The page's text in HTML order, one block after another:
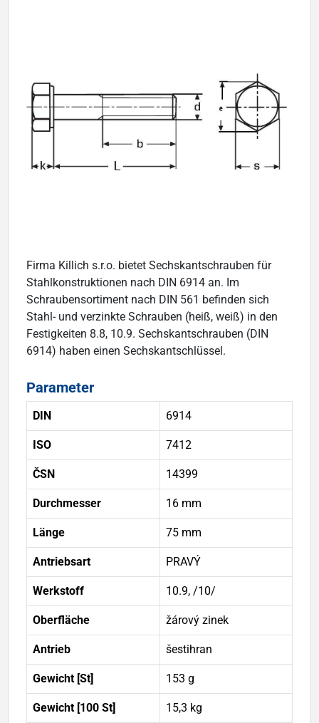
Firma Killich s.r.o. bietet Sechskantschrauben für
Stahlkonstruktionen nach DIN 6914 an. Im
Schraubensortiment nach DIN 561 befinden sich
Stahl- und verzinkte Schrauben (heiß, weiß) in den
Festigkeiten 8.8, 10.9. Sechskantschrauben (DIN
6914) haben einen Sechskantschlüssel.
Parameter
DIN 6914
ISO 7412
ČSN 14399
Durchmesser 16 mm
Länge 75 mm
Antriebsart PRAVÝ
Werkstoff 10.9, /10/
Oberfläche žárový zinek
Antrieb šestihran
Gewicht [St] 153 g
Gewicht [100 St] 15,3 kg